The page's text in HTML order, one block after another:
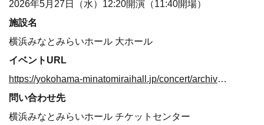
2026年5月27日（水）12:20開演（11:40開場）
施設名
横浜みなとみらいホール 大ホール
イベントURL
https://yokohama-minatomiraihall.jp/concert/archive/recommend/2026/05/4404.html
問い合わせ先
横浜みなとみらいホール チケットセンター